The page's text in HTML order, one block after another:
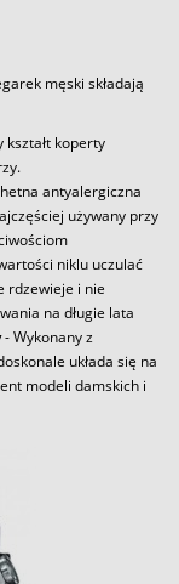
męski składają
koperty
antyalergiczna
używany przy
niklu uczulać
rdzewieje i nie
na długie lata
- Wykonany z
układa się na
modeli damskich i